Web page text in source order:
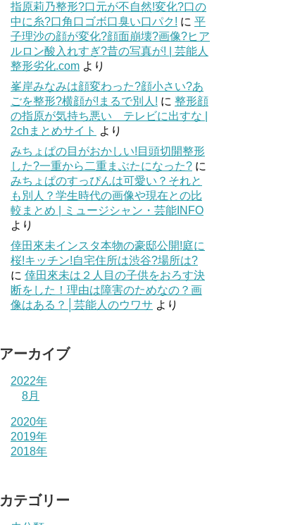
指原莉乃整形?口元が不自然!変化?口の
中に糸?口角口ゴボ口臭い口パク! に 平
子理沙の顔が変化?顔面崩壊?画像?ヒア
ルロン酸入れすぎ?昔の写真が! | 芸能人
整形劣化.com より
峯岸みなみは顔変わった?顔小さい?あ
ごを整形?横顔が!まるで別人! に 整形顔
の指原が気持ち悪い テレビに出すな |
2chまとめサイト より
みちょぱの目がおかしい!目頭切開整形
した?一重から二重まぶたになった? に
みちょぱのすっぴんは可愛い？それと
も別人？学生時代の画像や現在との比
較まとめ | ミュージシャン・芸能INFO
より
倖田來未インスタ本物の豪邸公開!庭に
桜!キッチン!自宅住所は渋谷?場所は?
に 倖田來未は２人目の子供をおろす決
断をした！理由は障害のためなの？画
像はある？│芸能人のウワサ より
アーカイブ
2022年
8月
2020年
2019年
2018年
カテゴリー